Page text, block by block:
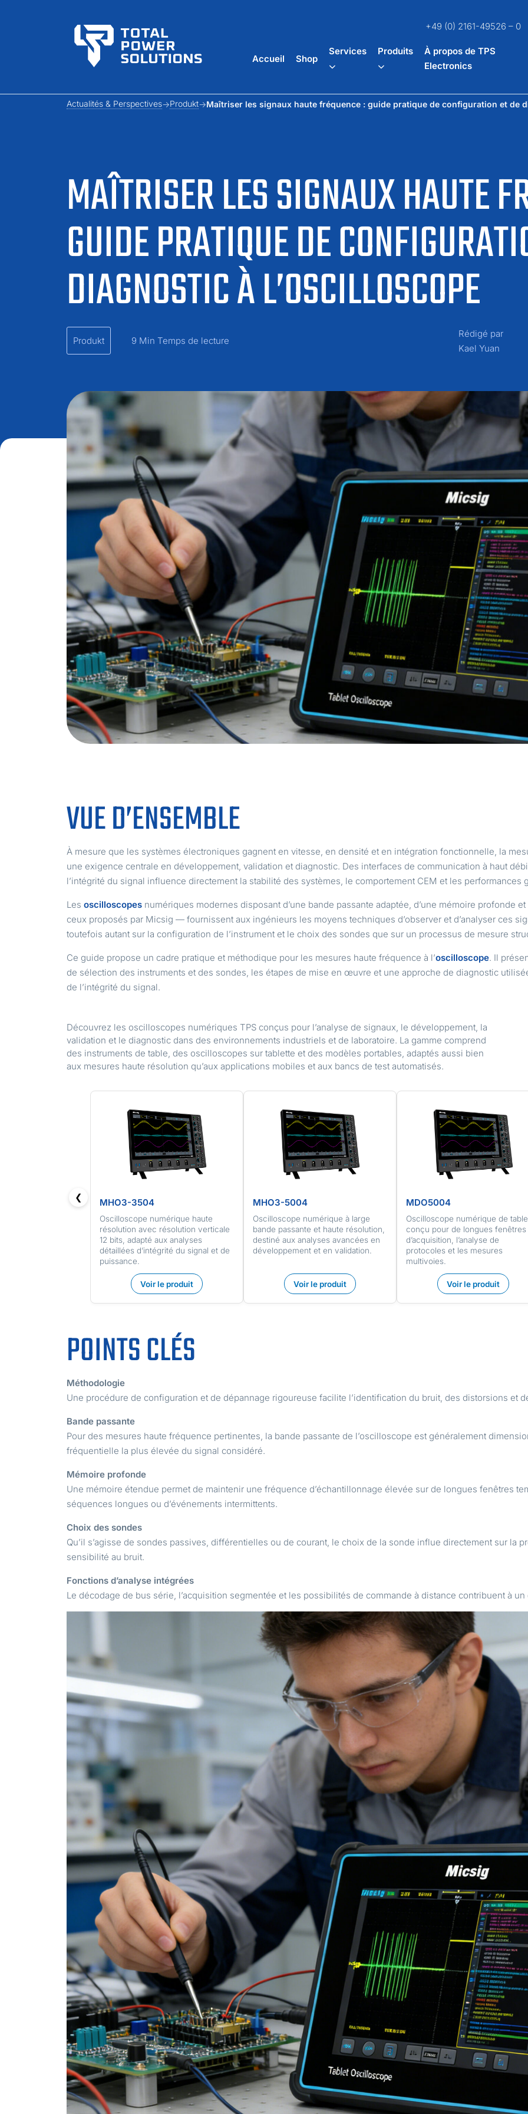
+49 (0) 2161-49526 – 0
Accueil Shop
Services Produits
À propos de TPS
Electronics
MAÎTRISER LES SIGNAUX HAUTE
GUIDE PRATIQUE DE
DIAGNOSTIC À L’OSCILLOSCOPE
Actualités & Perspectives Produkt Maîtriser les signaux haute fréquence : guide pratique de configuration et de
Produkt 9 Min Temps de lecture
Rédigé par
Kael Yuan
VUE D’ENSEMBLE
À mesure que les systèmes électroniques gagnent en vitesse, en densité et en intégration fonctionnelle, la
une exigence centrale en développement, validation et diagnostic. Des interfaces de communication à haut
l’intégrité du signal influence directement la stabilité des systèmes, le comportement CEM et les performances
Lesoscilloscopes numériques modernes disposant d’une bande passante adaptée, d’une mémoire profonde
ceux proposés par Micsig — fournissent aux ingénieurs les moyens techniques d’observer et d’analyser ces
toutefois autant sur la configuration de l’instrument et le choix des sondes que sur un processus de mesure
Ce guide propose un cadre pratique et méthodique pour les mesures haute fréquence à l’oscilloscope. Il
de sélection des instruments et des sondes, les étapes de mise en œuvre et une approche de diagnostic
de l’intégrité du signal.
Découvrez les oscilloscopes numériques TPS conçus pour l’analyse de signaux, le développement, la
validation et le diagnostic dans des environnements industriels et de laboratoire. La gamme comprend
des instruments de table, des oscilloscopes sur tablette et des modèles portables, adaptés aussi bien
aux mesures haute résolution qu’aux applications mobiles et aux bancs de test automatisés.
❮ MHO3-3504
Oscilloscope numérique haute
résolution avec résolution verticale
12 bits, adapté aux analyses
détaillées d’intégrité du signal et de
puissance.
Voir le produit
MHO3-5004
Oscilloscope numérique à large
bande passante et haute résolution,
destiné aux analyses avancées en
développement et en validation.
Voir le produit
MDO5004
Oscilloscope numérique de table
conçu pour de longues fenêtres
d’acquisition, l’analyse de
protocoles et les mesures
multivoies.
Voir le produit
POINTS CLÉS
Méthodologie
Une procédure de configuration et de dépannage rigoureuse facilite l’identification du bruit, des distorsions et
Bande passante
Pour des mesures haute fréquence pertinentes, la bande passante de l’oscilloscope est généralement
fréquentielle la plus élevée du signal considéré.
Mémoire profonde
Une mémoire étendue permet de maintenir une fréquence d’échantillonnage élevée sur de longues fenêtres
séquences longues ou d’événements intermittents.
Choix des sondes
Qu’il s’agisse de sondes passives, différentielles ou de courant, le choix de la sonde influe directement sur la
sensibilité au bruit.
Fonctions d’analyse intégrées
Le décodage de bus série, l’acquisition segmentée et les possibilités de commande à distance contribuent à